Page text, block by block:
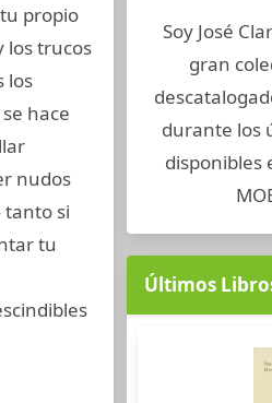
propio
los trucos
los
hace
nudos
tanto si
tu
Soy José
gran
durante los
disponibles
Últimos